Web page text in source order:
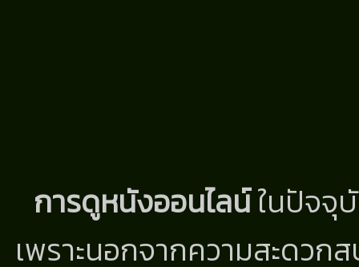
การดูหนังออนไลน์ในปัจจุ
เพราะนอกจากความสะดว